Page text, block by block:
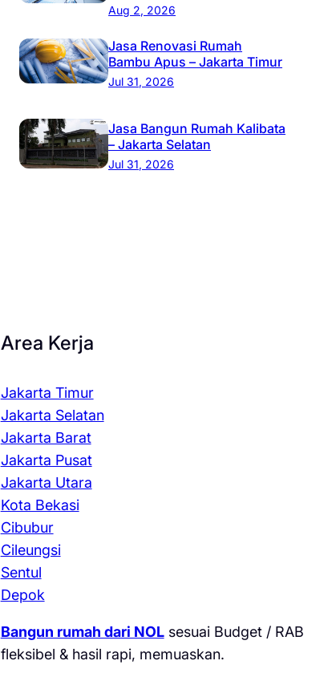
Aug 2, 2026
Jasa Renovasi Rumah
Bambu Apus – Jakarta Timur
Jul 31, 2026
Jasa Bangun Rumah Kalibata
– Jakarta Selatan
Jul 31, 2026
Area Kerja
Jakarta Timur
Jakarta Selatan
Jakarta Barat
Jakarta Pusat
Jakarta Utara
Kota Bekasi
Cibubur
Cileungsi
Sentul
Depok
Bangun rumah dari NOLsesuai Budget / RAB
fleksibel & hasil rapi, memuaskan.